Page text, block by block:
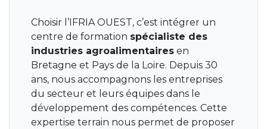
Choisir l’IFRIA OUEST, c’est intégrer un
centre de formation spécialiste des
industries agroalimentaires en
Bretagne et Pays de la Loire. Depuis 30
ans, nous accompagnons les entreprises
du secteur et leurs équipes dans le
développement des compétences. Cette
expertise terrain nous permet de proposer